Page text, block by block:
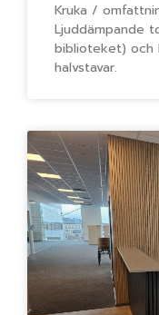
Kruka /
Ljuddämpande
biblioteket) och
halvstavar.